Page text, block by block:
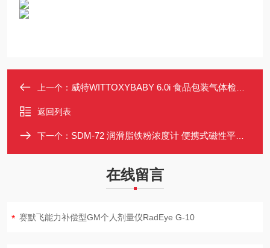
上一个： 威特WITTOXYBABY 6.0i 食品包装气体检测仪
返回列表
下一个： SDM-72 润滑脂铁粉浓度计 便携式磁性平衡磨损检测仪 0.001%分辨率
在线留言